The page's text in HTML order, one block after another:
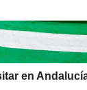
en